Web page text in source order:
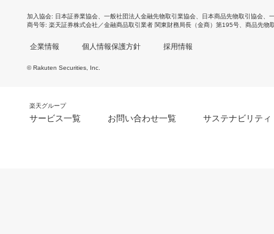
加入協会 日本証券業協会 一般社団法人金融先物取引業協会 日本商品先物取引協会
商号等 楽天証券株式会社／金融商品取引業者 関東財務局長（金商）第195号、商品先物
企業情報 個人情報保護方針 採用情報
© Rakuten Securities, Inc.
楽天グループ
サービス一覧 お問い合わせ一覧 サステナビリティ